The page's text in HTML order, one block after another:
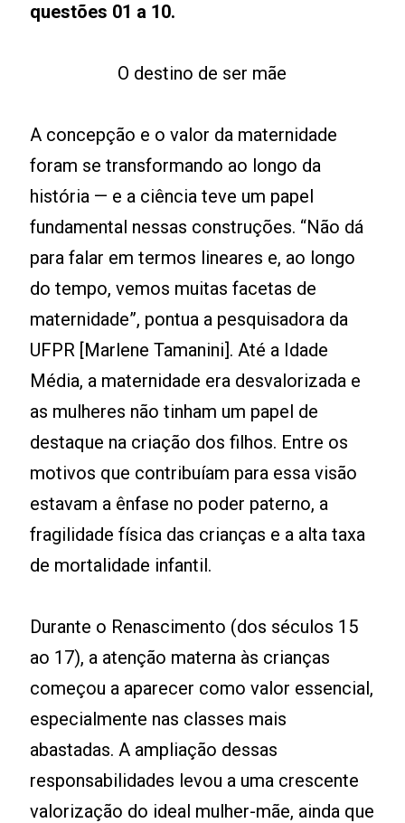
questões 01 a 10.
O destino de ser mãe
A concepção e o valor da maternidade
foram se transformando ao longo da
história — e a ciência teve um papel
fundamental nessas construções. “Não dá
para falar em termos lineares e, ao longo
do tempo, vemos muitas facetas de
maternidade”, pontua a pesquisadora da
UFPR [Marlene Tamanini]. Até a Idade
Média, a maternidade era desvalorizada e
as mulheres não tinham um papel de
destaque na criação dos filhos. Entre os
motivos que contribuíam para essa visão
estavam a ênfase no poder paterno, a
fragilidade física das crianças e a alta taxa
de mortalidade infantil.
Durante o Renascimento (dos séculos 15
ao 17), a atenção materna às crianças
começou a aparecer como valor essencial,
especialmente nas classes mais
abastadas. A ampliação dessas
responsabilidades levou a uma crescente
valorização do ideal mulher-mãe, ainda que